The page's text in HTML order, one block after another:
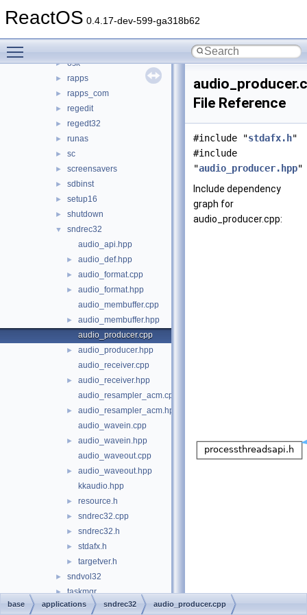
ReactOS 0.4.17-dev-599-ga318b62
► mstsc
► osk
► rapps
► rapps_com
► regedit
► regedt32
► runas
► sc
► screensavers
► sdbinst
► setup16
► shutdown
▼
sndrec32
audio_api.hpp
► audio_def.hpp
► audio_format.cpp
►
audio_format.hpp
audio_membuffer.cpp
►
audio_membuffer.hpp
audio_producer.cpp
►
audio_producer.hpp
audio_receiver.cpp
►
audio_receiver.hpp
audio_resampler_acm.cpp
►
audio_resampler_acm.hpp
audio_wavein.cpp
►
audio_wavein.hpp
audio_waveout.cpp
►
audio_waveout.hpp
kkaudio.hpp
► resource.h
► sndrec32.cpp
► sndrec32.h
► stdafx.h
► targetver.h
► sndvol32
► taskmgr
► utilman
File Reference
#include "stdafx.h"
#include
"audio_producer.hpp"
Include dependency
graph for
audio_producer.cpp:
base applications sndrec32 audio_producer.cpp